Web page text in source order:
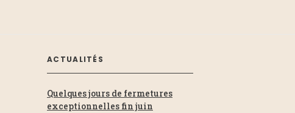
ACTUALITÉS
Quelques jours de fermetures
exceptionnelles fin juin